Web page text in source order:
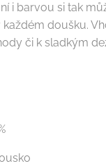
i barvou si tak
doušku.
či k sladkým